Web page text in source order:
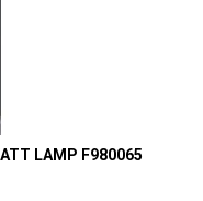
LAMP F980065